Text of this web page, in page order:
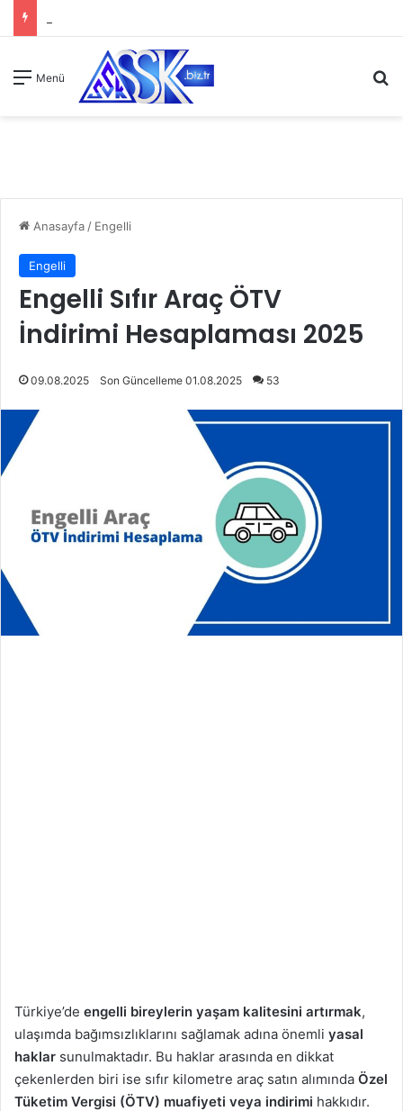
Menü
Anasayfa / Engelli
Engelli
Engelli Sıfır Araç ÖTV
İndirimi Hesaplaması 2025
09.08.2025 Son Güncelleme 01.08.2025 53
Türkiye’de engelli bireylerin yaşam kalitesini artırmak,
ulaşımda bağımsızlıklarını sağlamak adına önemli yasal
haklar sunulmaktadır. Bu haklar arasında en dikkat
çekenlerden biri ise sıfır kilometre araç satın alımında Özel
Tüketim Vergisi (ÖTV) muafiyeti veya indirimi hakkıdır.